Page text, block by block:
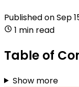
Published onSep
1 min read
Table of
Show more